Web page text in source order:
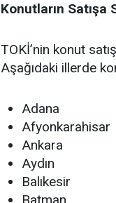
Konutların Satışa
TOKİ’nin konut
Aşağıdaki illerde
Adana
Afyonkarahisar
Ankara
Aydın
Balıkesir